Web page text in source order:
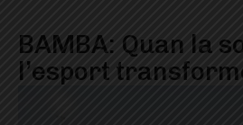
BAMBA: Quan la
l’esport